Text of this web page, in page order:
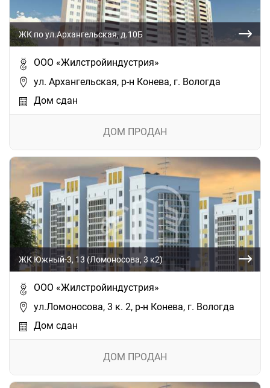
ЖК по ул.Архангельская, д.10Б
ООО «Жилстройиндустрия»
ул. Архангельская, р-н Конева, г. Вологда
Дом сдан
ДОМ ПРОДАН
ЖК Южный-3, 13 (Ломоносова, 3 к2)
ООО «Жилстройиндустрия»
ул.Ломоносова, 3 к. 2, р-н Конева, г. Вологда
Дом сдан
ДОМ ПРОДАН